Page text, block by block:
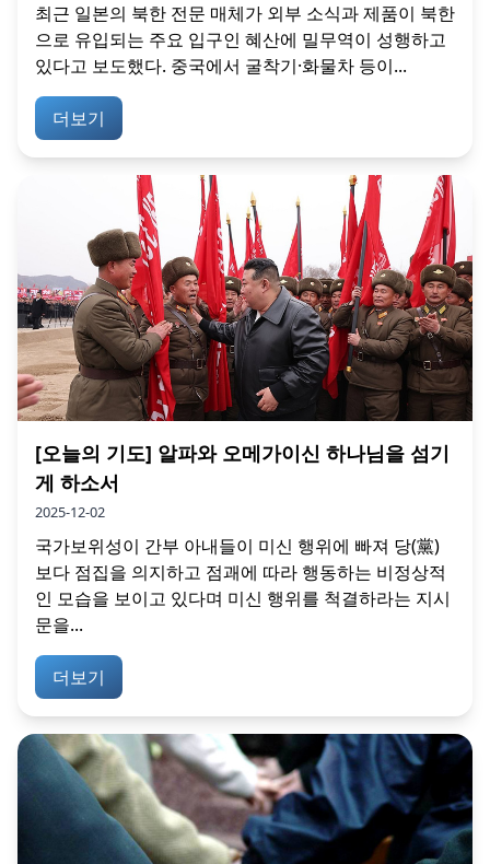
최근 일본의 북한 전문 매체가 외부 소식과 제품이 북한
으로 유입되는 주요 입구인 혜산에 밀무역이 성행하고
있다고 보도했다. 중국에서 굴착기·화물차 등이...
더보기
[오늘의 기도] 알파와 오메가이신 하나님을 섬기
게 하소서
2025-12-02
국가보위성이 간부 아내들이 미신 행위에 빠져 당(黨)
보다 점집을 의지하고 점괘에 따라 행동하는 비정상적
인 모습을 보이고 있다며 미신 행위를 척결하라는 지시
문을...
더보기